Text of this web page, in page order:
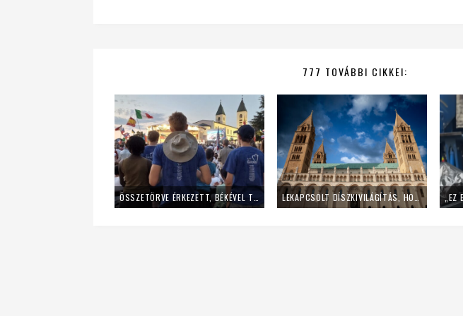
777 TOVÁBBI CIKKEI:
LEKAPCSOLT DÍSZKIVILÁGÍTÁS, HOME OFFICE – ÍGY SPÓROL AZ ENERGIÁVAL A PÉCSI EGYHÁZMEGYE